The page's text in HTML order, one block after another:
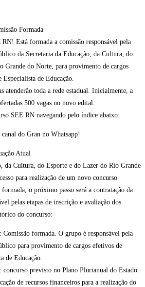
Formada
Está formada a comissão responsável pela
da Secretaria da Educação, da Cultura, do
Grande do Norte, para provimento de cargos
de Educação.
atenderão toda a rede estadual. Inicialmente, a
500 vagas no novo edital.
SEE RN navegando pelo índice abaixo:
do Gran no Whatsapp!
Atual
da Cultura, do Esporte e do Lazer do Rio Grande
para realização de um novo concurso
o próximo passo será a contratação da
pelas etapas de inscrição e avaliação dos
do concurso:
formada. O grupo é responsável pela
para provimento de cargos efetivos de
de Educação.
concurso previsto no Plano Plurianual do Estado.
de recursos financeiros para a realização do